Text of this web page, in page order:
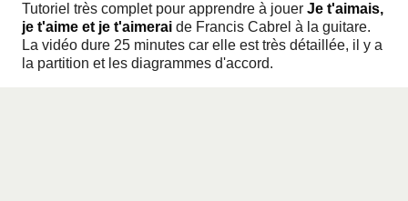
Tutoriel très complet pour apprendre à jouer Je t'aimais,
je t'aime et je t'aimerai de Francis Cabrel à la guitare.
La vidéo dure 25 minutes car elle est très détaillée, il y a
la partition et les diagrammes d'accord.